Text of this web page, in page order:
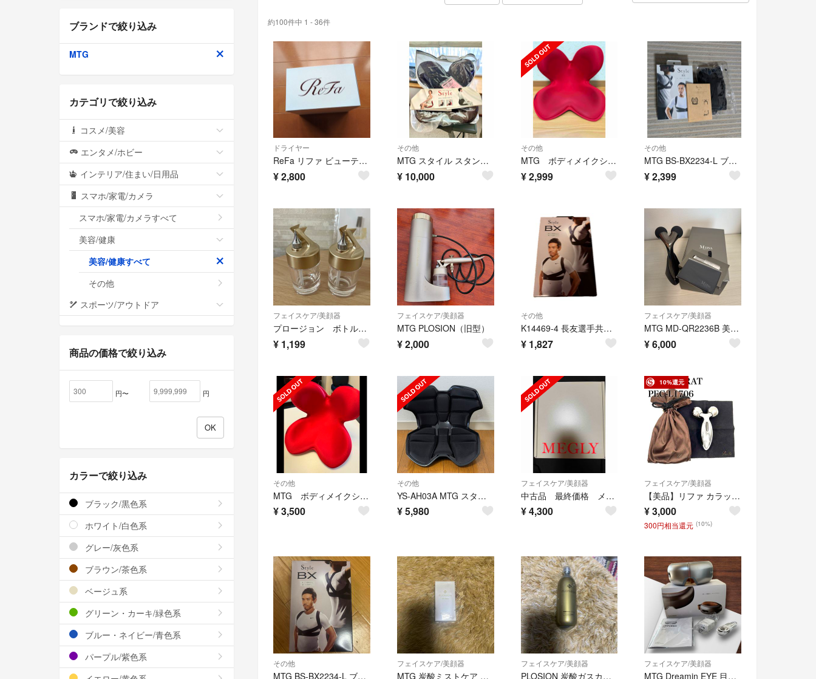
約100件中 1 - 36件
ドライヤー
ReFa リファ ビューテック ドライヤー S 専用ホルダーのみ RX-AY-00A BEAUTECH DRYER HOLDER
¥2,800
その他
MTG スタイル スタンダード Style Standard F01 生地あり仕様 ブラウン YS-AV08A
¥ 10,000
その他
MTG ボディメイクシート スタイル レッド正規品(1台)
¥2,999
その他
MTG BS-BX2234-L ブラック Style BX 姿勢調整バンドLサイズ
¥2,399
フェイスケア/美顔器
プロージョン ボトル2本 ノズルクリーンワイヤー
¥ 1,199
フェイスケア/美顔器
MTG PLOSION（旧型）
¥2,000
その他
K14469-4 長友選手共同開発 スタイル ビーエックス ピンク Mサイズ K14469
¥ 1,827
フェイスケア/美顔器
MTG MD-QR2236B 美顔ローラー オニキスブラック
¥6,000
その他
MTG ボディメイクシート スタイル レッド正規品(1台)
¥3,500
その他
YS-AH03A MTG スタイルアスリートツー ソリッドブラック Style…
¥5,980
フェイスケア/美顔器
中古品 最終価格 メグリーデバイス本体、炭酸ガス1本
¥4,300
10%還元
フェイスケア/美顔器
【美品】リファ カラット ReFa CARAT MTG ② 美顔器
¥3,000
300円相当還元 (10%)
その他
MTG BS-BX2234-L ブラック Style BX 姿勢調整バンドLサイ
フェイスケア/美顔器
MTG 炭酸ミストケア Plosion(プロージョン) 炭酸ガスカートリッジ 7
フェイスケア/美顔器
PLOSION 炭酸ガスカートリッジ
フェイスケア/美顔器
MTG Dreamin EYE 目もとエステ 本体
ブランドで絞り込み
MTG
カテゴリで絞り込み
コスメ/美容
エンタメ/ホビー
インテリア/住まい/日用品
スマホ/家電/カメラ
スマホ/家電/カメラすべて
美容/健康
美容/健康すべて
その他
スポーツ/アウトドア
商品の価格で絞り込み
円〜 円
カラーで絞り込み
ブラック/黒色系
ホワイト/白色系
グレー/灰色系
ブラウン/茶色系
ベージュ系
グリーン・カーキ/緑色系
ブルー・ネイビー/青色系
パープル/紫色系